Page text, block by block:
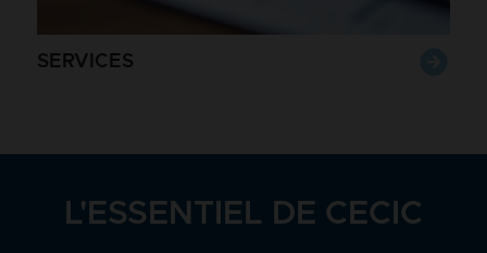
SERVICES
L'ESSENTIEL DE CECIC